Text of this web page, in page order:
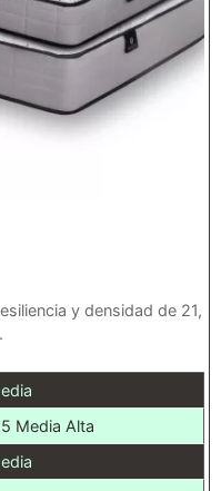
y densidad de 21,
Media Alta